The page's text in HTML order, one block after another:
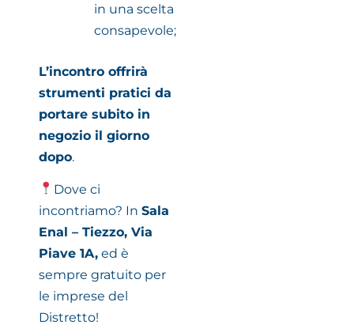
in una scelta
consapevole;
L’incontro offrirà
strumenti pratici da
portare subito in
negozio il giorno
dopo.
Dove ci
incontriamo? InSala
Enal – Tiezzo, Via
Piave 1A, ed è
sempre gratuito per
le imprese del
Distretto!